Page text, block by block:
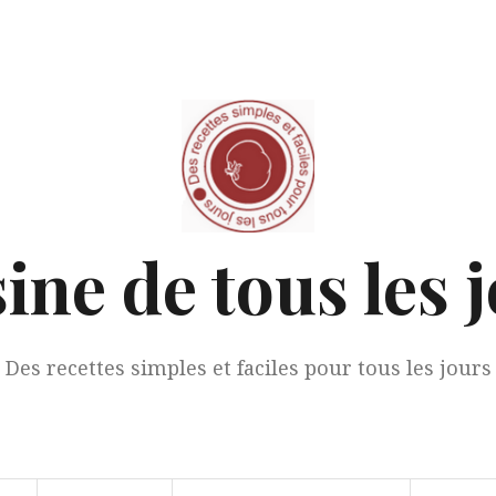
de tous les
Des recettes simples et faciles pour tous les jours